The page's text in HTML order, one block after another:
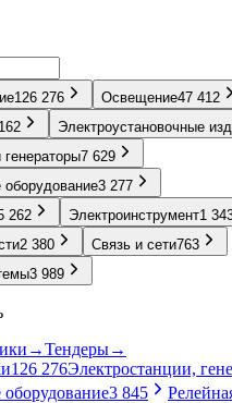
126 276 Освещение47 412
Электроустановочные
генераторы7 629
оборудование3 277
262 Электроинструмент1
2 380 Связь и сети763
3 989
→Тендеры→
126 276Электростанции,
3 845